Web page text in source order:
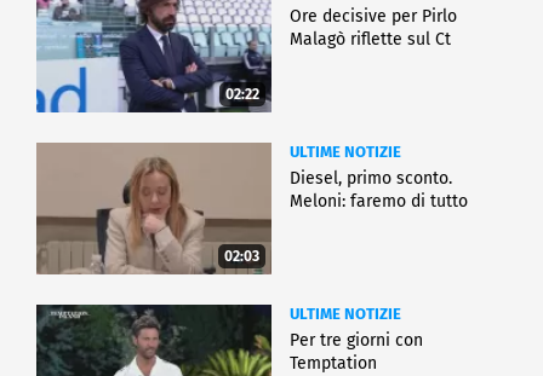
02:22
Ore decisive per Pirlo
Malagò riflette sul Ct
02:03
ULTIME NOTIZIE
Diesel, primo sconto.
Meloni: faremo di tutto
ULTIME NOTIZIE
Per tre giorni con
Temptation